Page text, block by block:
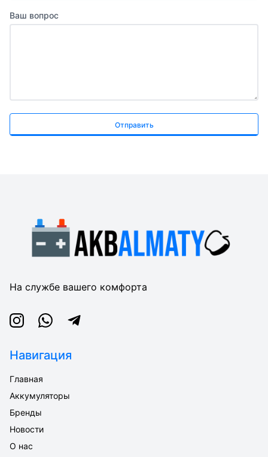
Ваш вопрос
Отправить
На службе вашего комфорта
InstagramWhatsappTelegram
Навигация
Главная
Аккумуляторы
Бренды
Новости
О нас